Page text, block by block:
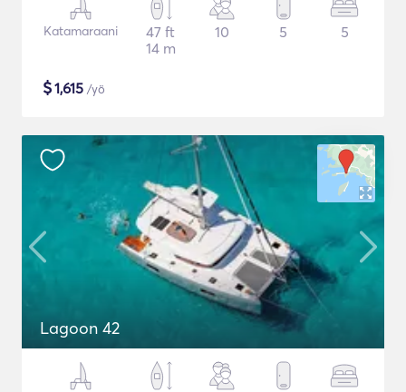
Katamaraani
47 ft
14 m
10 5 5
$1,615 /yö
Lagoon 42